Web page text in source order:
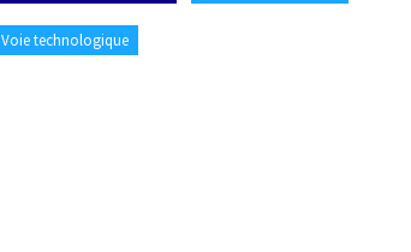
Voie technologique